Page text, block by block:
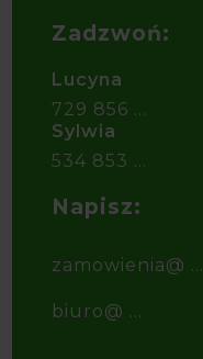
Zadzwoń:
Lucyna
729 856 ...
Sylwia
534 853 ...
Napisz:
zamowienia@ ...
biuro@ ...